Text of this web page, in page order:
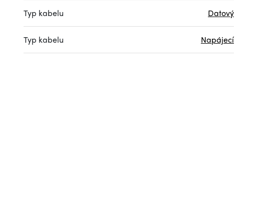
Typ kabelu Datový
Typ kabelu Napájecí